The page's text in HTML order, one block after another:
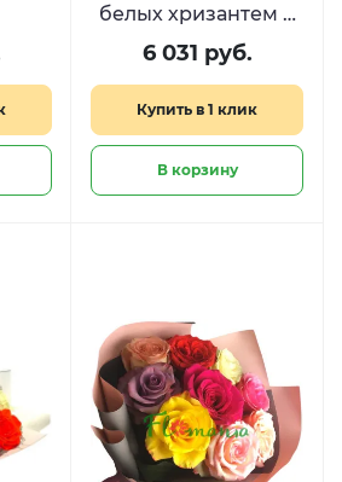
белых хризантем и
сиреневой статицы
6 031 руб.
Купить в 1 клик
В корзину